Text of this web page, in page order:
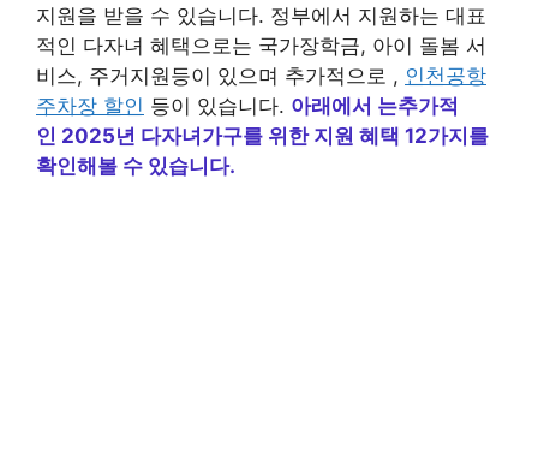
지원을 받을 수 있습니다. 정부에서 지원하는 대표
적인 다자녀 혜택으로는 국가장학금, 아이 돌봄 서
비스, 주거지원등이 있으며 추가적으로 , 인천공항
주차장 할인 등이 있습니다. 아래에서 는추가적
인 2025년 다자녀가구를 위한 지원 혜택 12가지를
확인해볼 수 있습니다.